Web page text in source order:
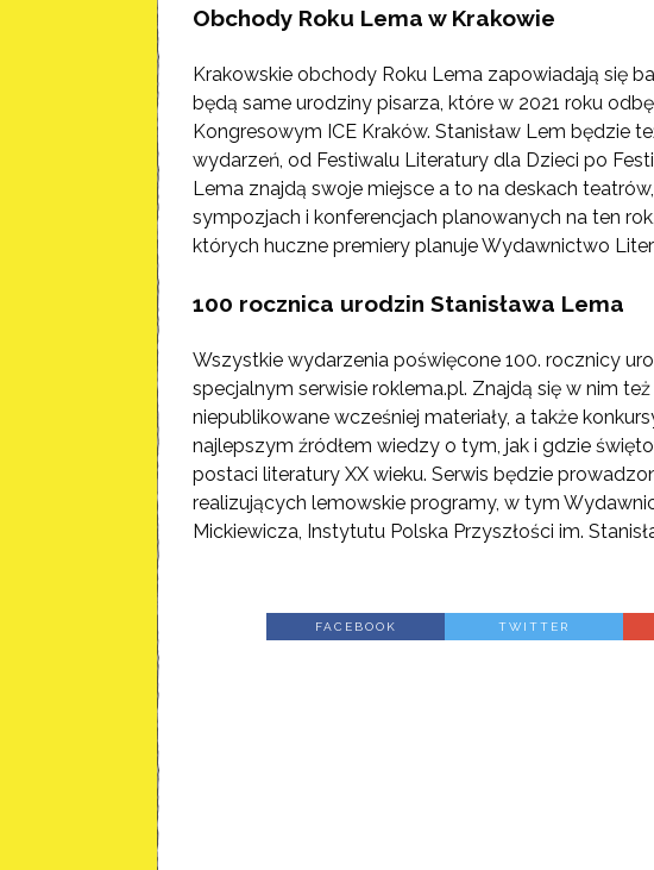
Obchody Roku Lema w Krakowie
Krakowskie obchody Roku Lema zapowiadają się
będą same urodziny pisarza, które w 2021 roku
Kongresowym ICE Kraków. Stanisław Lem będzie
wydarzeń, od Festiwalu Literatury dla Dzieci po
Lema znajdą swoje miejsce a to na deskach
sympozjach i konferencjach planowanych na ten
których huczne premiery planuje Wydawnictwo
100 rocznica urodzin Stanisława Lema
Wszystkie wydarzenia poświęcone 100. rocznicy
specjalnym serwisie roklema.pl. Znajdą się w nim
niepublikowane wcześniej materiały, a także
najlepszym źródłem wiedzy o tym, jak i gdzie
postaci literatury XX wieku. Serwis będzie
realizujących lemowskie programy, w tym
Mickiewicza, Instytutu Polska Przyszłości im.
FACEBOOK TWITTER